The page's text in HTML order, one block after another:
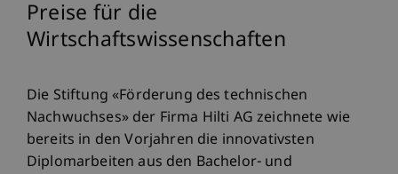
Preise für die
Wirtschaftswissenschaften
Die Stiftung «Förderung des technischen
Nachwuchses» der Firma Hilti AG zeichnete wie
bereits in den Vorjahren die innovativsten
Diplomarbeiten aus den Bachelor- und